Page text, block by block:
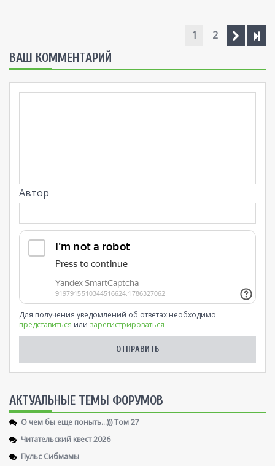
1 2
ВАШ КОММЕНТАРИЙ
Автор
Для получения уведомлений об ответах необходимо
представиться или зарегистрироваться
AКТУАЛЬНЫЕ ТЕМЫ ФОРУМОВ
О чем бы еще поныть...))) Том 27
Читательский квест 2026
Пульс Сибмамы